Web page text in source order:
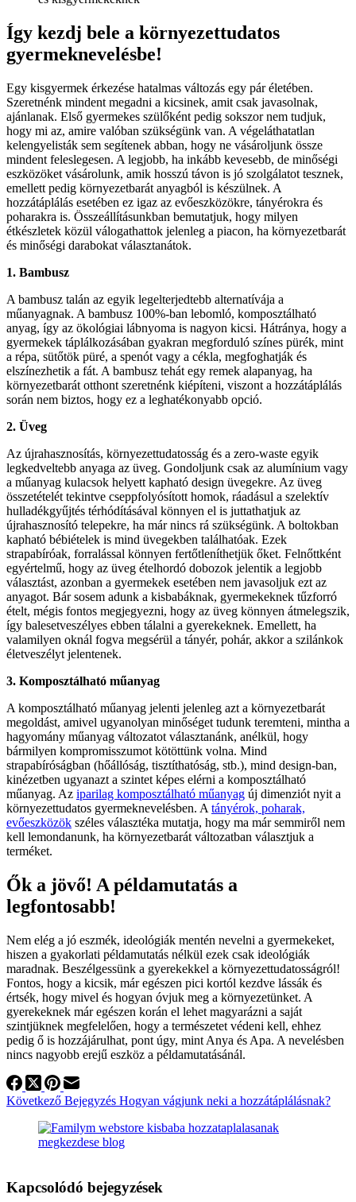
Így kezdj bele a környezettudatos
gyermeknevelésbe!
Egy kisgyermek érkezése hatalmas változás egy pár életében.
Szeretnénk mindent megadni a kicsinek, amit csak javasolnak,
ajánlanak. Első gyermekes szülőként pedig sokszor nem tudjuk,
hogy mi az, amire valóban szükségünk van. A végeláthatatlan
kelengyelisták sem segítenek abban, hogy ne vásároljunk össze
mindent feleslegesen. A legjobb, ha inkább kevesebb, de minőségi
eszközöket vásárolunk, amik hosszú távon is jó szolgálatot tesznek,
emellett pedig környezetbarát anyagból is készülnek. A
hozzátáplálás esetében ez igaz az evőeszközökre, tányérokra és
poharakra is. Összeállításunkban bemutatjuk, hogy milyen
étkészletek közül válogathattok jelenleg a piacon, ha környezetbarát
és minőségi darabokat választanátok.
1. Bambusz
A bambusz talán az egyik legelterjedtebb alternatívája a
műanyagnak. A bambusz 100%-ban lebomló, komposztálható
anyag, így az ökológiai lábnyoma is nagyon kicsi. Hátránya, hogy a
gyermekek táplálkozásában gyakran megforduló színes pürék, mint
a répa, sütőtök püré, a spenót vagy a cékla, megfoghatják és
elszínezhetik a fát. A bambusz tehát egy remek alapanyag, ha
környezetbarát otthont szeretnénk kiépíteni, viszont a hozzátáplálás
során nem biztos, hogy ez a leghatékonyabb opció.
2. Üveg
Az újrahasznosítás, környezettudatosság és a zero-waste egyik
legkedveltebb anyaga az üveg. Gondoljunk csak az alumínium vagy
a műanyag kulacsok helyett kapható design üvegekre. Az üveg
összetételét tekintve cseppfolyósított homok, ráadásul a szelektív
hulladékgyűjtés térhódításával könnyen el is juttathatjuk az
újrahasznosító telepekre, ha már nincs rá szükségünk. A boltokban
kapható bébiételek is mind üvegekben találhatóak. Ezek
strapabíróak, forralással könnyen fertőtleníthetjük őket. Felnőttként
egyértelmű, hogy az üveg ételhordó dobozok jelentik a legjobb
választást, azonban a gyermekek esetében nem javasoljuk ezt az
anyagot. Bár sosem adunk a kisbabáknak, gyermekeknek tűzforró
ételt, mégis fontos megjegyezni, hogy az üveg könnyen átmelegszik,
így balesetveszélyes ebben tálalni a gyerekeknek. Emellett, ha
valamilyen oknál fogva megsérül a tányér, pohár, akkor a szilánkok
életveszélyt jelentenek.
3. Komposztálható műanyag
A komposztálható műanyag jelenti jelenleg azt a környezetbarát
megoldást, amivel ugyanolyan minőséget tudunk teremteni, mintha a
hagyomány műanyag változatot választanánk, anélkül, hogy
bármilyen kompromisszumot kötöttünk volna. Mind
strapabíróságban (hőállóság, tisztíthatóság, stb.), mind design-ban,
kinézetben ugyanazt a szintet képes elérni a komposztálható
műanyag. Az iparilag komposztálható műanyag új dimenziót nyit a
környezettudatos gyermeknevelésben. A tányérok, poharak,
evőeszközök széles választéka mutatja, hogy ma már semmiről nem
kell lemondanunk, ha környezetbarát változatban választjuk a
terméket.
Ők a jövő! A példamutatás a
legfontosabb!
Nem elég a jó eszmék, ideológiák mentén nevelni a gyermekeket,
hiszen a gyakorlati példamutatás nélkül ezek csak ideológiák
maradnak. Beszélgessünk a gyerekekkel a környezettudatosságról!
Fontos, hogy a kicsik, már egészen pici kortól kezdve lássák és
értsék, hogy mivel és hogyan óvjuk meg a környezetünket. A
gyerekeknek már egészen korán el lehet magyarázni a saját
szintjüknek megfelelően, hogy a természetet védeni kell, ehhez
pedig ő is hozzájárulhat, pont úgy, mint Anya és Apa. A nevelésben
nincs nagyobb erejű eszköz a példamutatásánál.
Következő Bejegyzés Hogyan vágjunk neki a hozzátáplálásnak?
Kapcsolódó bejegyzések